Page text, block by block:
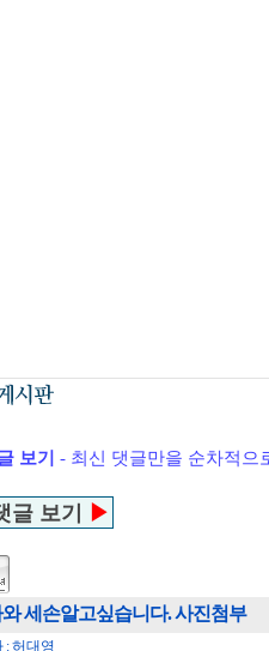
보기 - 최신 댓글만을 순차적으
글 보기 ▶
세손알고싶습니다. 사진첨부
: 허대영